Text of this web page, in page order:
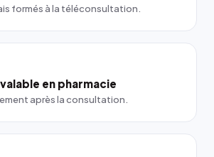
formés à la téléconsultation.
en pharmacie
après la consultation.